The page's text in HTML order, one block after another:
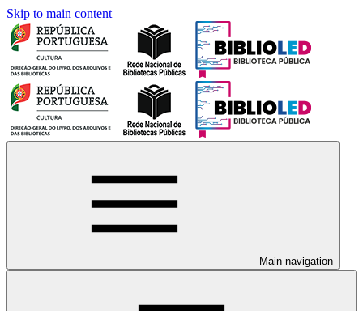
Skip to main content
Main navigation